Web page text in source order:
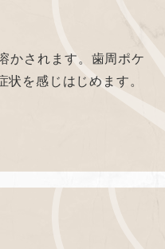
かされます。歯周ポケ
を感じはじめます。